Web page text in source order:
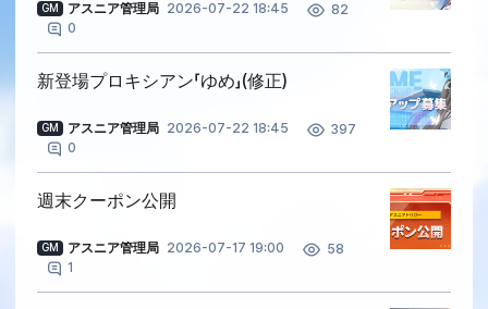
GM アスニア管理局 2026-07-22 18:45
82
0
新登場プロキシアン「ゆめ」(修正)
GM アスニア管理局 2026-07-22 18:45
397
0
週末クーポン公開
GM アスニア管理局 2026-07-17 19:00
58
1